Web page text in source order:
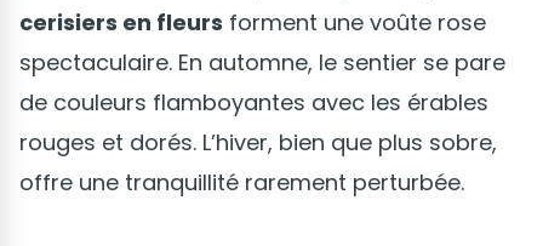
cerisiers en fleurs forment une voûte rose
spectaculaire. En automne, le sentier se pare
de couleurs flamboyantes avec les érables
rouges et dorés. L’hiver, bien que plus sobre,
offre une tranquillité rarement perturbée.